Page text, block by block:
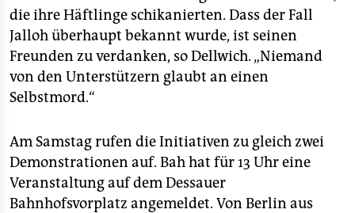
die ihre Häftlinge schikanierten. Dass der Fall
Jalloh überhaupt bekannt wurde, ist seinen
Freunden zu verdanken, so Dellwich. „Niemand
von den Unterstützern glaubt an einen
Selbstmord.“
Am Samstag rufen die Initiativen zu gleich zwei
Demonstrationen auf. Bah hat für 13 Uhr eine
Veranstaltung auf dem Dessauer
Bahnhofsvorplatz angemeldet. Von Berlin aus